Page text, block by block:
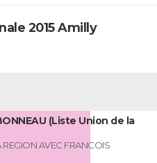
2015 Amilly
(Liste Union de la
AVEC FRANCOIS